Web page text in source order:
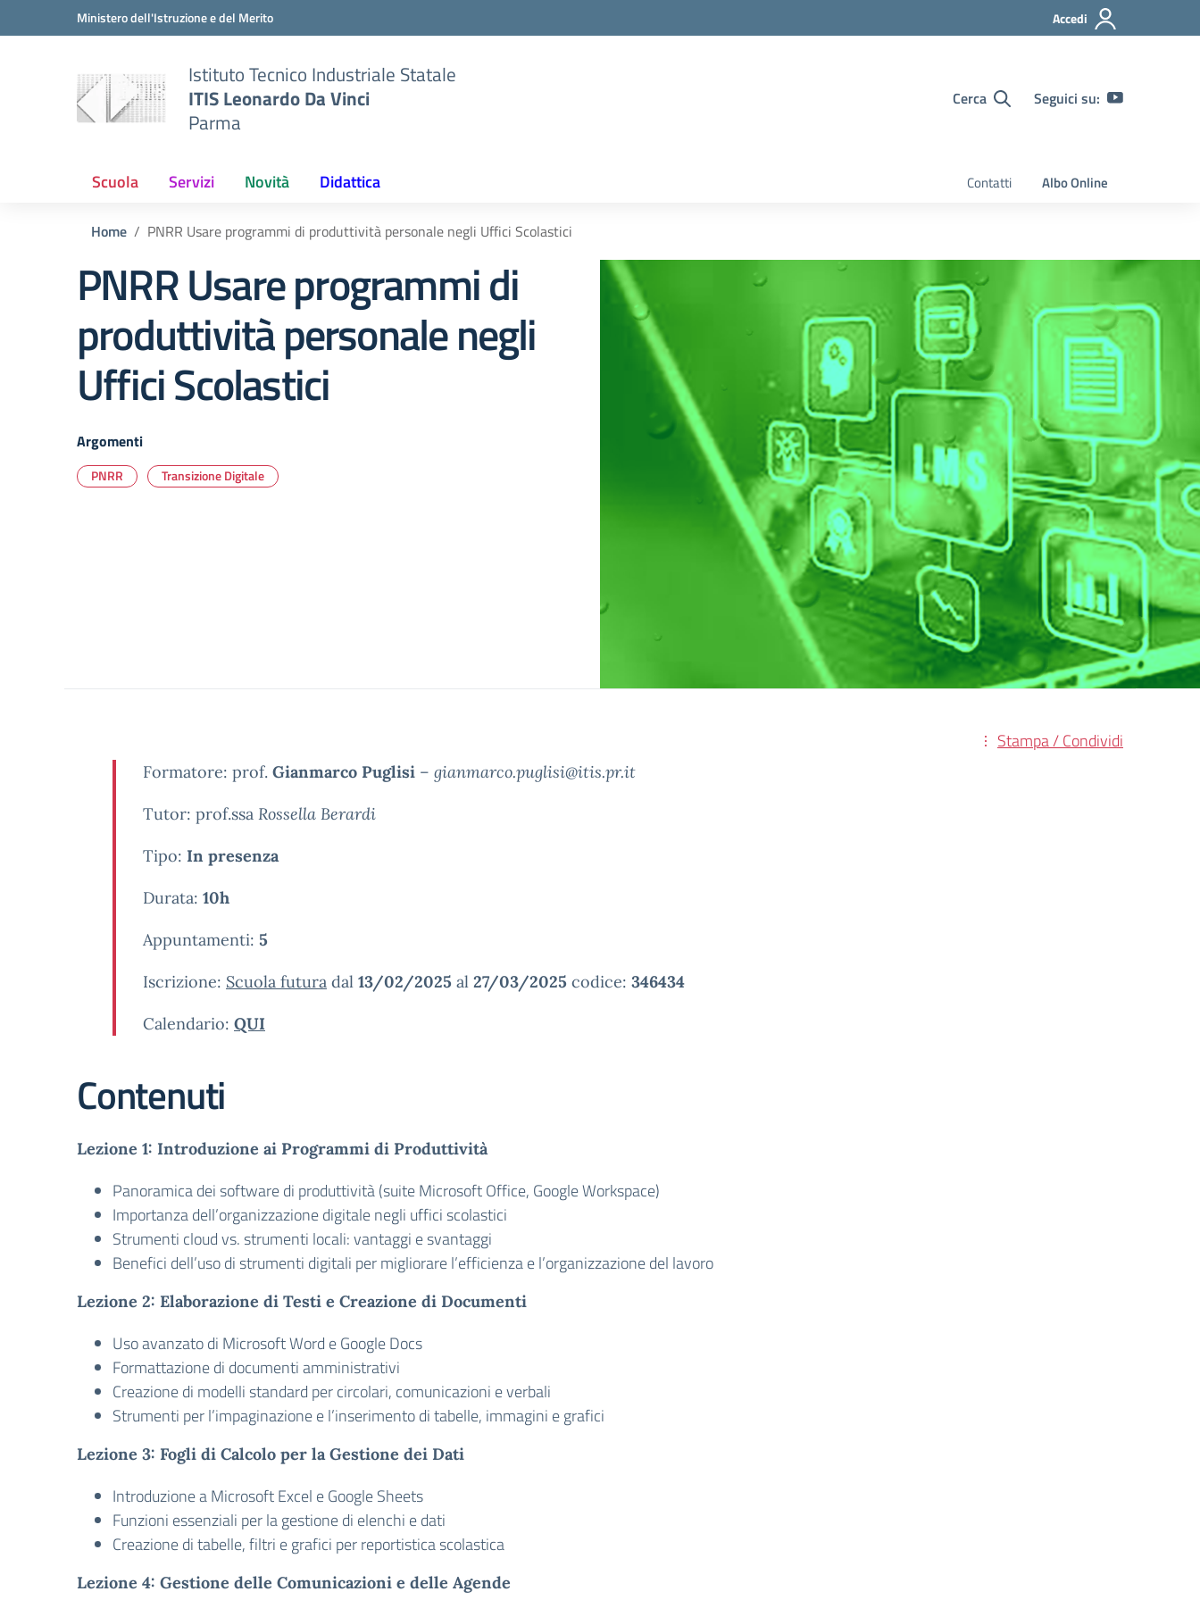
Vai ai contenuti
Vai al menu di navigazioneMinistero dell'Istruzione e del Merito Accedi
Istituto Tecnico Industriale Statale
ITIS Leonardo Da Vinci
Parma
Cerca Seguici su:
Scuola Servizi Novità Didattica Contatti Albo Online
Home PNRR Usare programmi di produttività personale negli Uffici Scolastici
PNRR Usare programmi di
produttività personale negli
Uffici Scolastici
Argomenti
PNRR Transizione Digitale
Stampa / Condividi
Formatore: prof. Gianmarco Puglisi – gianmarco.puglisi@itis.pr.it
Tutor: prof.ssa Rossella Berardi
Tipo: In presenza
Durata: 10h
Appuntamenti: 5
Iscrizione: Scuola futura dal 13/02/2025 al 27/03/2025 codice: 346434
Calendario: QUI
Contenuti
Lezione 1: Introduzione ai Programmi di Produttività
Panoramica dei software di produttività (suite Microsoft Office, Google Workspace)
Importanza dell’organizzazione digitale negli uffici scolastici
Strumenti cloud vs. strumenti locali: vantaggi e svantaggi
Benefici dell’uso di strumenti digitali per migliorare l’efficienza e l’organizzazione del lavoro
Lezione 2: Elaborazione di Testi e Creazione di Documenti
Uso avanzato di Microsoft Word e Google Docs
Formattazione di documenti amministrativi
Creazione di modelli standard per circolari, comunicazioni e verbali
Strumenti per l’impaginazione e l’inserimento di tabelle, immagini e grafici
Lezione 3: Fogli di Calcolo per la Gestione dei Dati
Introduzione a Microsoft Excel e Google Sheets
Funzioni essenziali per la gestione di elenchi e dati
Creazione di tabelle, filtri e grafici per reportistica scolastica
Lezione 4: Gestione delle Comunicazioni e delle Agende